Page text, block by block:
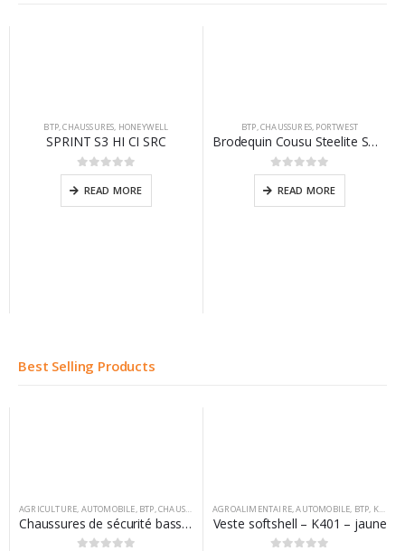
BTP,CHAUSSURES, HONEYWELL
SPRINT S3 HI CI SRC​
0sur 5
READ MORE
BTP,CHAUSSURES, PORTWEST
Brodequin Cousu Steelite SBP HRO Miel
0sur 5
READ MORE
Best Selling Products
AGRICULTURE AUTOMOBILE BTP ,CHAUSSURES ,DIFAC,VM FOOTWEAR
Chaussures de sécurité basse California
AGROALIMENTAIRE ,AUTOMOBILE BTP KARIBAN
Veste softshell – K401 – jaune